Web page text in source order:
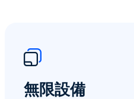
無限設備